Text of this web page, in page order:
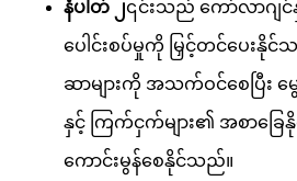
နံပါတ် ၂၎င်းသည် ကော်လာဂ
ပေါင်းစပ်မှုကို မြှင့်တင်ပေးနို
ဆာများကို အသက်ဝင်စေပြီး မွေ
နှင့် ကြက်ငှက်များ၏ အစာခြ
ကောင်းမွန်စေနိုင်သည်။